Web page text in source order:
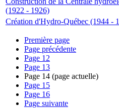
(1922 - 1926)
Création d'Hydro-Québec (1944 -
Première page
Page précédente
Page 12
Page 13
Page 14 (page actuelle)
Page 15
Page 16
Page suivante